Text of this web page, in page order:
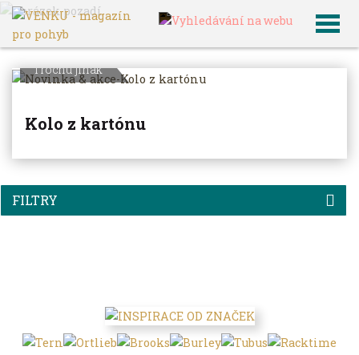
VENKU Archiv článků
FILTRY
Trochu jinak
Kolo z kartónu